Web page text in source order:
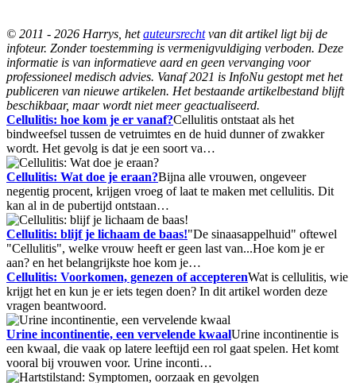
© 2011 - 2026 Harrys, hetauteursrechtvan dit artikel ligt bij de
infoteur. Zonder toestemming is vermenigvuldiging verboden. Deze
informatie is van informatieve aard en geen vervanging voor
professioneel medisch advies. Vanaf 2021 is InfoNu gestopt met het
publiceren van nieuwe artikelen. Het bestaande artikelbestand blijft
beschikbaar, maar wordt niet meer geactualiseerd.
Cellulitis: hoe kom je er vanaf?Cellulitis ontstaat als het
bindweefsel tussen de vetruimtes en de huid dunner of zwakker
wordt. Het gevolg is dat je een soort va…
Cellulitis: Wat doe je eraan?Bijna alle vrouwen, ongeveer
negentig procent, krijgen vroeg of laat te maken met cellulitis. Dit
kan al in de pubertijd ontstaan…
Cellulitis: blijf je lichaam de baas!"De sinaasappelhuid" oftewel
"Cellulitis", welke vrouw heeft er geen last van...Hoe kom je er
aan? en het belangrijkste hoe kom je…
Cellulitis: Voorkomen, genezen of accepterenWat is cellulitis, wie
krijgt het en kun je er iets tegen doen? In dit artikel worden deze
vragen beantwoord.
Urine incontinentie, een vervelende kwaalUrine incontinentie is
een kwaal, die vaak op latere leeftijd een rol gaat spelen. Het komt
vooral bij vrouwen voor. Urine inconti…